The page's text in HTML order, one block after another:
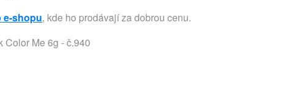
e-shopu, kde ho prodávají za dobrou cenu.
Color Me 6g - č.940